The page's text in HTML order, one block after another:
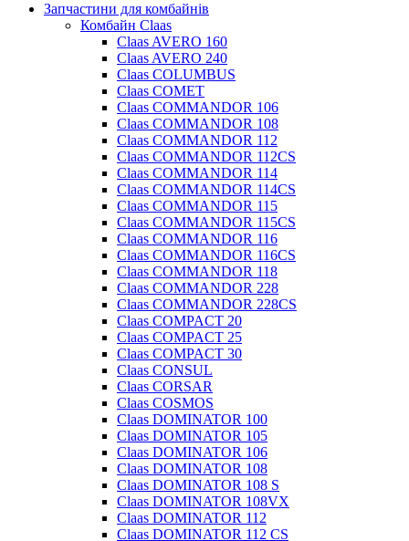
Запчастини для комбайнів
Комбайн Claas
Claas AVERO 160
Claas AVERO 240
Claas COLUMBUS
Claas COMET
Claas COMMANDOR 106
Claas COMMANDOR 108
Claas COMMANDOR 112
Claas COMMANDOR 112CS
Claas COMMANDOR 114
Claas COMMANDOR 114CS
Claas COMMANDOR 115
Claas COMMANDOR 115CS
Claas COMMANDOR 116
Claas COMMANDOR 116CS
Claas COMMANDOR 118
Claas COMMANDOR 228
Claas COMMANDOR 228CS
Claas COMPACT 20
Claas COMPACT 25
Claas COMPACT 30
Claas CONSUL
Claas CORSAR
Claas COSMOS
Claas DOMINATOR 100
Claas DOMINATOR 105
Claas DOMINATOR 106
Claas DOMINATOR 108
Claas DOMINATOR 108 S
Claas DOMINATOR 108VX
Claas DOMINATOR 112
Claas DOMINATOR 112 CS